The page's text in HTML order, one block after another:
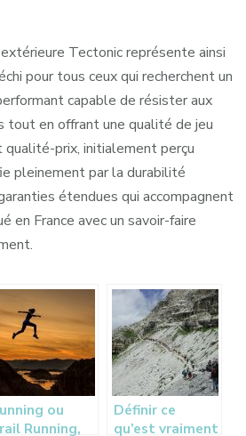
Tectonic représente ainsi
pour tous ceux qui recherchent un
capable de résister aux
tout en offrant une qualité de jeu
prix, initialement perçu
pleinement par la durabilité
étendues qui accompagnent
en France avec un savoir-faire
ou
Running,
Définir ce
qu’est vraiment